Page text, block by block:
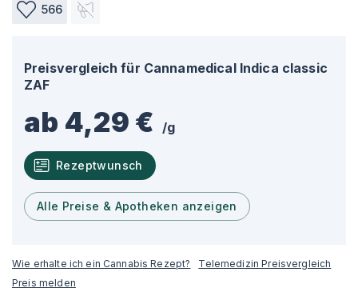
566
Preisvergleich für Cannamedical Indica classic
ZAF
ab 4,29 € /g
Rezeptwunsch
Alle Preise & Apotheken anzeigen
Wie erhalte ich ein Cannabis Rezept?
Telemedizin Preisvergleich
Preis melden